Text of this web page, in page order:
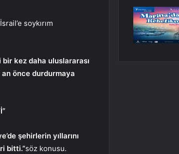
soykırım
bir kez daha uluslararası
an önce durdurmaya
şehirlerin yıllarını
bitti.”söz konusu.